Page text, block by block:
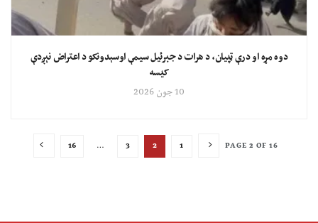
دوه مړه او درې ټپیان، د هرات د جبرئیل سیمې اوسېدونکو د اعتراض نېږدې
کیسه
10 جون 2026
PAGE 2 OF 16
1
2
3
…
16